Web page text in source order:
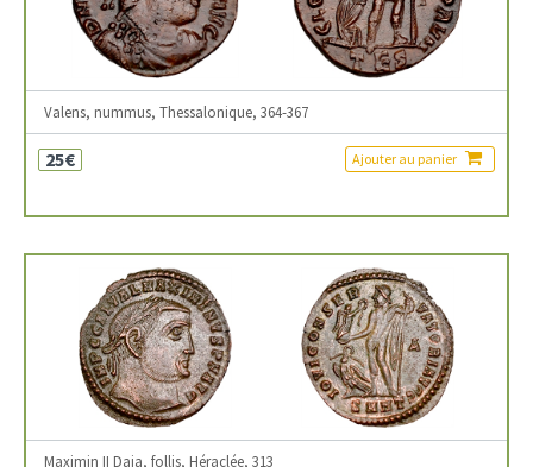
Valens, nummus, Thessalonique, 364-367
25€ Ajouter au panier
Maximin II Daia, follis, Héraclée, 313